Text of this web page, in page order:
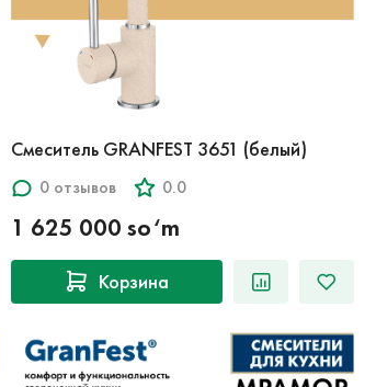
Смеситель GRANFEST 3651 (белый)
0 отзывов 0.0
1 625 000 so‘m
Корзина